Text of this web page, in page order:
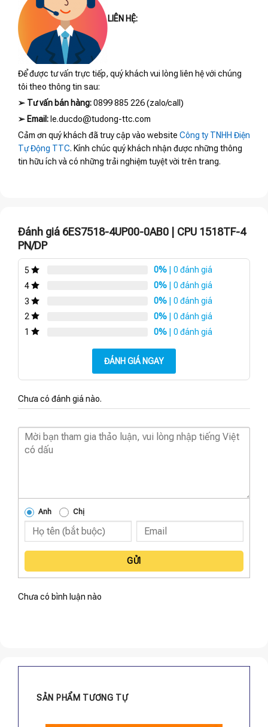
LIÊN HỆ:
Để được tư vấn trực tiếp, quý khách vui lòng liên hệ với chúng
tôi theo thông tin sau:
➢ Tư vấn bán hàng:0899 885 226 (zalo/call)
➢ Email: le.ducdo@tudong-ttc.com
Cảm ơn quý khách đã truy cập vào website Công ty TNHH Điện
Tự Động TTC. Kính chúc quý khách nhận được những thông
tin hữu ích và có những trải nghiệm tuyệt vời trên trang.
Đánh giá 6ES7518-4UP00-0AB0 | CPU 1518TF-4
PN/DP
5 0% | 0 đánh giá
4
0% | 0 đánh giá
3
0% | 0 đánh giá
2
0% | 0 đánh giá
1
0% | 0 đánh giá
ĐÁNH GIÁ NGAY
Chưa có đánh giá nào.
Anh Chị
GỬI
Chưa có bình luận nào
SẢN PHẨM TƯƠNG TỰ